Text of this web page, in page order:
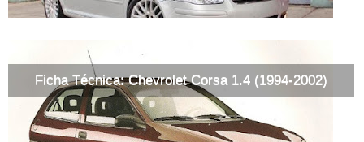
Ficha Técnica: Chevrolet Corsa 1.4 (1994-2002)